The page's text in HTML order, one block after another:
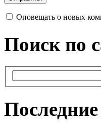
Оповещать о новых
Поиск по